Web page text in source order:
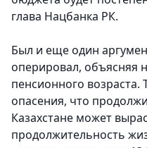
глава Нацбанка РК.
Был и еще один
оперировал, объясняя
пенсионного возраста.
опасения, что
Казахстане может
продолжительность